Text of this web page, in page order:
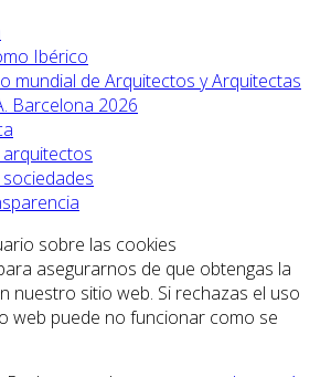
Ibérico
mundial de Arquitectos y Arquitectas
Barcelona 2026
arquitectos
sobre las cookies
asegurarnos de que obtengas la
nuestro sitio web. Si rechazas el uso
web puede no funcionar como se